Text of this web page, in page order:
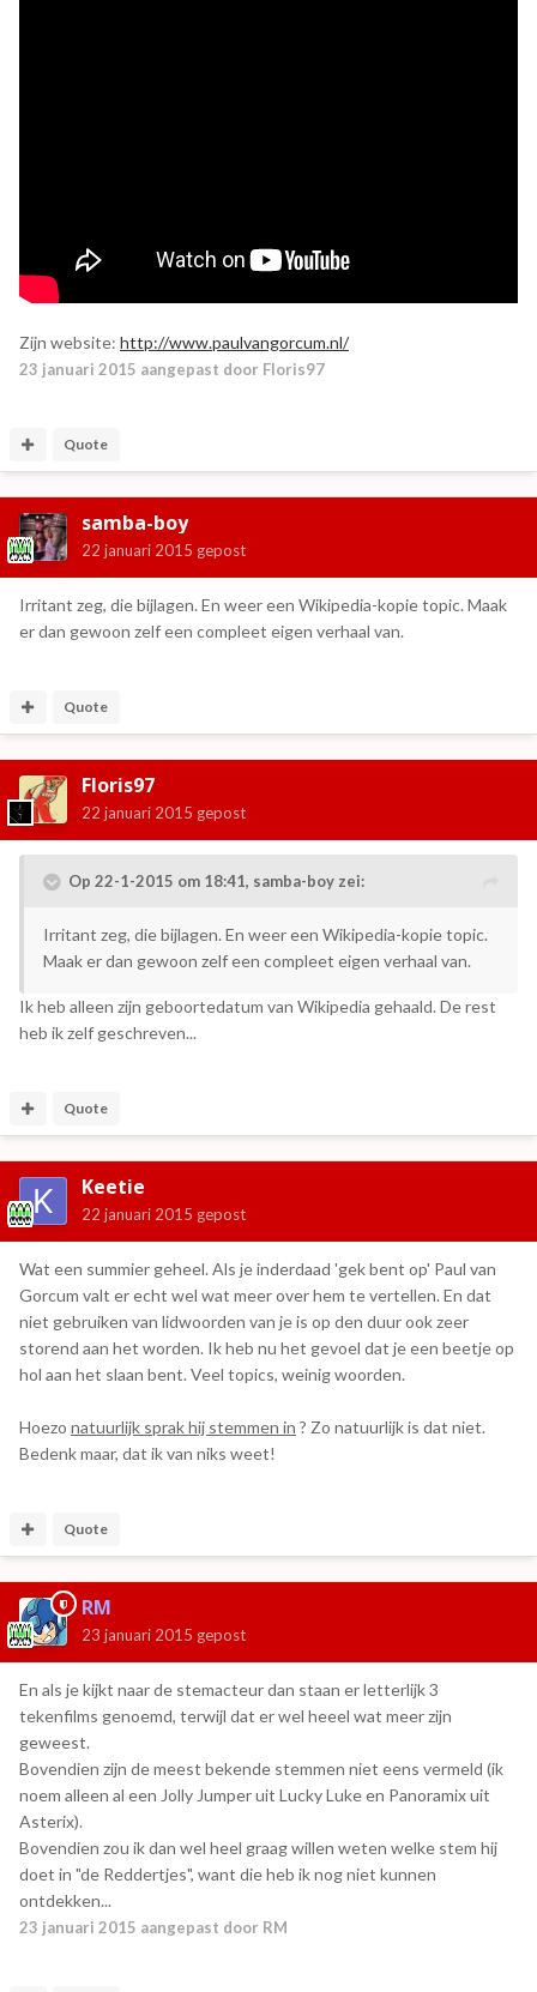
Zijn website: http://www.paulvangorcum.nl/
23 januari 2015 aangepast door Floris97
Quote
samba-boy
22 januari 2015 gepost
Irritant zeg, die bijlagen. En weer een Wikipedia-kopie topic. Maak
er dan gewoon zelf een compleet eigen verhaal van.
Quote
Floris97
22 januari 2015 gepost
Op 22-1-2015 om 18:41, samba-boy zei:
Irritant zeg, die bijlagen. En weer een Wikipedia-kopie topic.
Maak er dan gewoon zelf een compleet eigen verhaal van.
Ik heb alleen zijn geboortedatum van Wikipedia gehaald. De rest
heb ik zelf geschreven...
Quote
Keetie
22 januari 2015 gepost
Wat een summier geheel. Als je inderdaad 'gek bent op' Paul van
Gorcum valt er echt wel wat meer over hem te vertellen. En dat
niet gebruiken van lidwoorden van je is op den duur ook zeer
storend aan het worden. Ik heb nu het gevoel dat je een beetje op
hol aan het slaan bent. Veel topics, weinig woorden.
Hoezo natuurlijk sprak hij stemmen in ? Zo natuurlijk is dat niet.
Bedenk maar, dat ik van niks weet!
Quote
RM
23 januari 2015 gepost
En als je kijkt naar de stemacteur dan staan er letterlijk 3
tekenfilms genoemd, terwijl dat er wel heeel wat meer zijn
geweest.
Bovendien zijn de meest bekende stemmen niet eens vermeld (ik
noem alleen al een Jolly Jumper uit Lucky Luke en Panoramix uit
Asterix).
Bovendien zou ik dan wel heel graag willen weten welke stem hij
doet in "de Reddertjes", want die heb ik nog niet kunnen
ontdekken...
23 januari 2015 aangepast door RM